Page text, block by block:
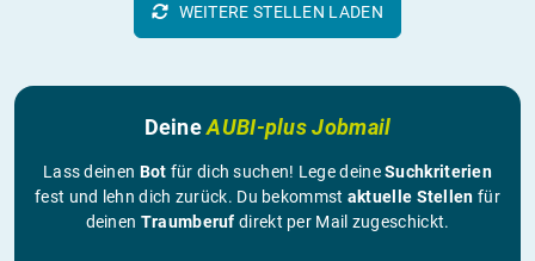
WEITERE STELLEN LADEN
DeineAUBI-plus Jobmail
Lass deinen Bot für dich suchen! Lege deineSuchkriterien
fest und lehn dich zurück. Du bekommst aktuelle Stellen für
deinen Traumberuf direkt per Mail zugeschickt.